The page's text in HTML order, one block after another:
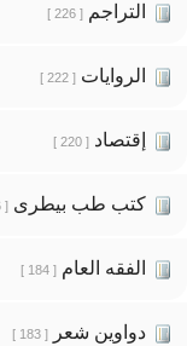
التراجم [ 226 ]
الروايات [ 222 ]
إقتصاد [ 220 ]
كتب طب بيطرى [ 186 ]
الفقه العام [ 184 ]
دواوين شعر [ 183 ]